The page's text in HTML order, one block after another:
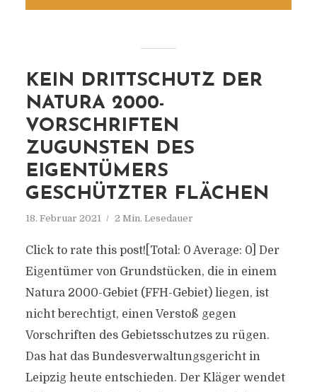
KEIN DRITTSCHUTZ DER
NATURA 2000-
VORSCHRIFTEN
ZUGUNSTEN DES
EIGENTÜMERS
GESCHÜTZTER FLÄCHEN
18. Februar 2021 2 Min. Lesedauer
Click to rate this post![Total: 0 Average: 0] Der
Eigentümer von Grundstücken, die in einem
Natura 2000-Gebiet (FFH-Gebiet) liegen, ist
nicht berechtigt, einen Verstoß gegen
Vorschriften des Gebietsschutzes zu rügen.
Das hat das Bundesverwaltungsgericht in
Leipzig heute entschieden. Der Kläger wendet